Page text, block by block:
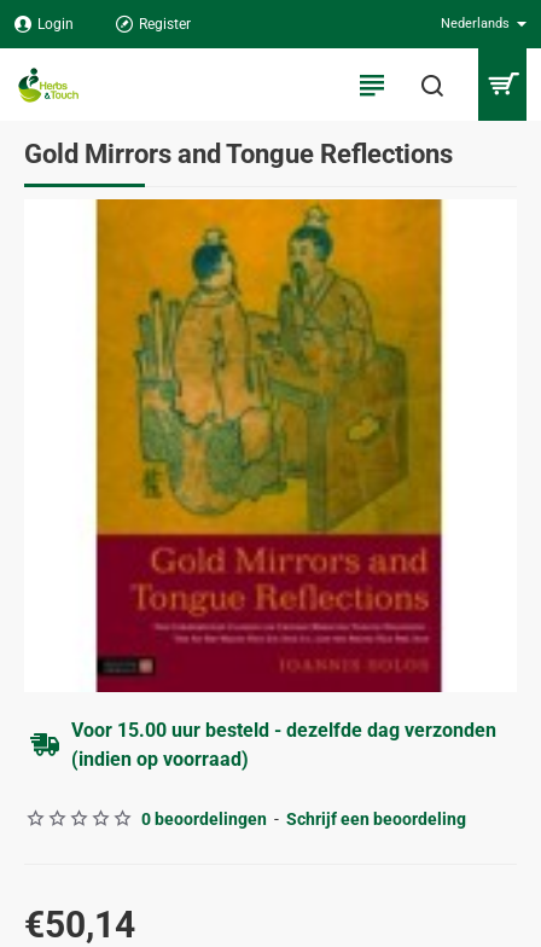
Login Register Nederlands
Gold Mirrors and Tongue Reflections
Voor 15.00 uur besteld - dezelfde dag verzonden
(indien op voorraad)
0 beoordelingen - Schrijf een beoordeling
€50,14